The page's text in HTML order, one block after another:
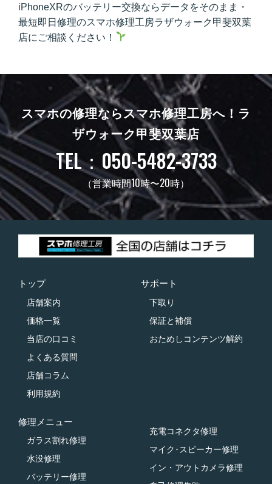
iPhoneXRのバッテリー交換ならデータをそのまま・
最短即日修理のスマホ修理工房ラザウォーク甲斐双葉
店にご相談ください！
スマホの修理ならスマホ修理工房へ！ ラ
ザウォーク甲斐双葉店
TEL：050-5482-3733
（営業時間10時〜20時）
トップ
店舗案内
価格一覧
当店の口コミ
よくある質問
店舗コラム
利用規約
サポート
下取り
保証と補償
おためしコンテンツ解約
修理メニュー
ガラス割れ修理
水没修理
バッテリー修理
充電コネクタ修理
マイク･スピーカー修理
イン・アウトカメラ修理